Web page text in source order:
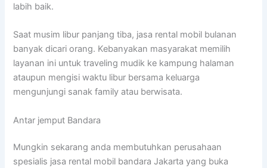
labih baik.
Saat musim libur panjang tiba, jasa rental mobil bulanan
banyak dicari orang. Kebanyakan masyarakat memilih
layanan ini untuk traveling mudik ke kampung halaman
ataupun mengisi waktu libur bersama keluarga
mengunjungi sanak family atau berwisata.
Antar jemput Bandara
Mungkin sekarang anda membutuhkan perusahaan
spesialis jasa rental mobil bandara Jakarta yang buka